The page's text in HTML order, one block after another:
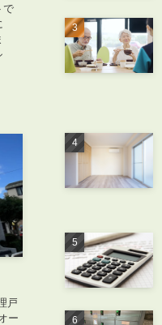
で
戸
ー